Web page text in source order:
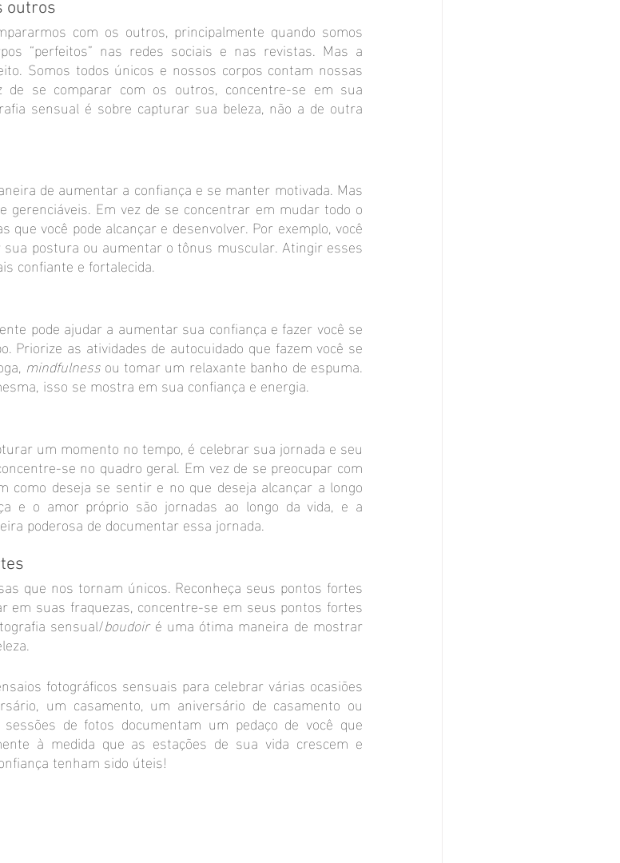
outros
com os outros, principalmente quando somos
“perfeitos” nas redes sociais e nas revistas. Mas a
Somos todos únicos e nossos corpos contam nossas
de se comparar com os outros, concentre-se em sua
sensual é sobre capturar sua beleza, não a de outra
de aumentar a confiança e se manter motivada. Mas
Em vez de se concentrar em mudar todo o
que você pode alcançar e desenvolver. Por exemplo, você
postura ou aumentar o tônus ​​muscular. Atingir esses
confiante e fortalecida.
pode ajudar a aumentar sua confiança e fazer você se
Priorize as atividades de autocuidado que fazem você se
mindfulness ou tomar um relaxante banho de espuma.
isso se mostra em sua confiança e energia.
um momento no tempo, é celebrar sua jornada e seu
se no quadro geral. Em vez de se preocupar com
como deseja se sentir e no que deseja alcançar a longo
e o amor próprio são jornadas ao longo da vida, e a
poderosa de documentar essa jornada.
que nos tornam únicos. Reconheça seus pontos fortes
em suas fraquezas, concentre-se em seus pontos fortes
sensual/boudoir é uma ótima maneira de mostrar
fotográficos sensuais para celebrar várias ocasiões
um casamento, um aniversário de casamento ou
de fotos documentam um pedaço de você que
à medida que as estações de sua vida crescem e
tenham sido úteis!